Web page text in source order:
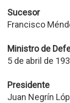
Sucesor
Francisco
Ministro de
5 de abril de
Presidente
Juan Negrín